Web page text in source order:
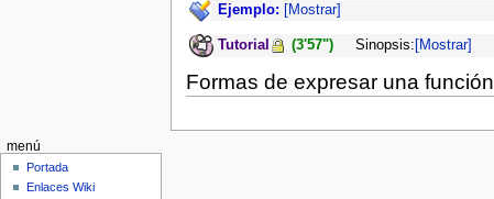
Ejemplo: [Mostrar]
Tutorial (3'57") Sinopsis: [Mostrar]
Formas de expresar una función
menú
Portada
Enlaces Wiki